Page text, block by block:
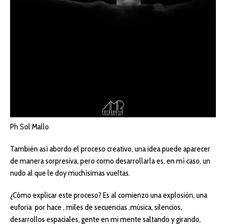
Ph Sol Mallo
También así abordo el proceso creativo, una idea puede aparecer
de manera sorpresiva, pero como desarrollarla es, en mí caso, un
nudo al que le doy muchísimas vueltas.
¿Cómo explicar este proceso? Es al comienzo una explosión, una
euforia por hace , miles de secuencias ,música, silencios,
desarrollos espaciales, gente en mi mente saltando y girando,